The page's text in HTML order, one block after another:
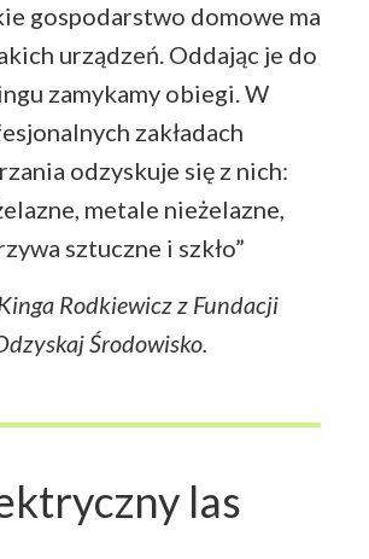
gospodarstwo domowe ma
urządzeń. Oddając je do
zamykamy obiegi. W
zakładach
odzyskuje się z nich:
metale nieżelazne,
sztuczne i szkło”
Rodkiewicz z Fundacji
Środowisko.
las